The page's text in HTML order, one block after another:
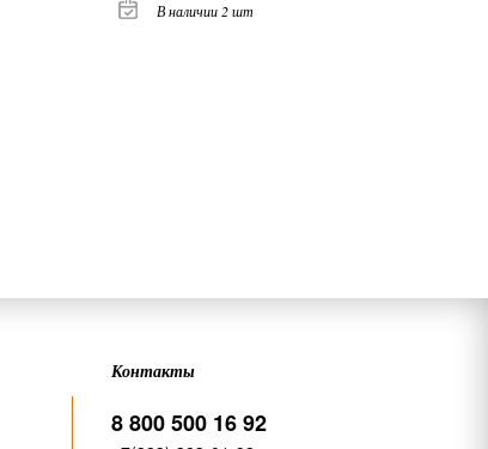
В наличии 2 шт
Контакты
8 800 500 16 92